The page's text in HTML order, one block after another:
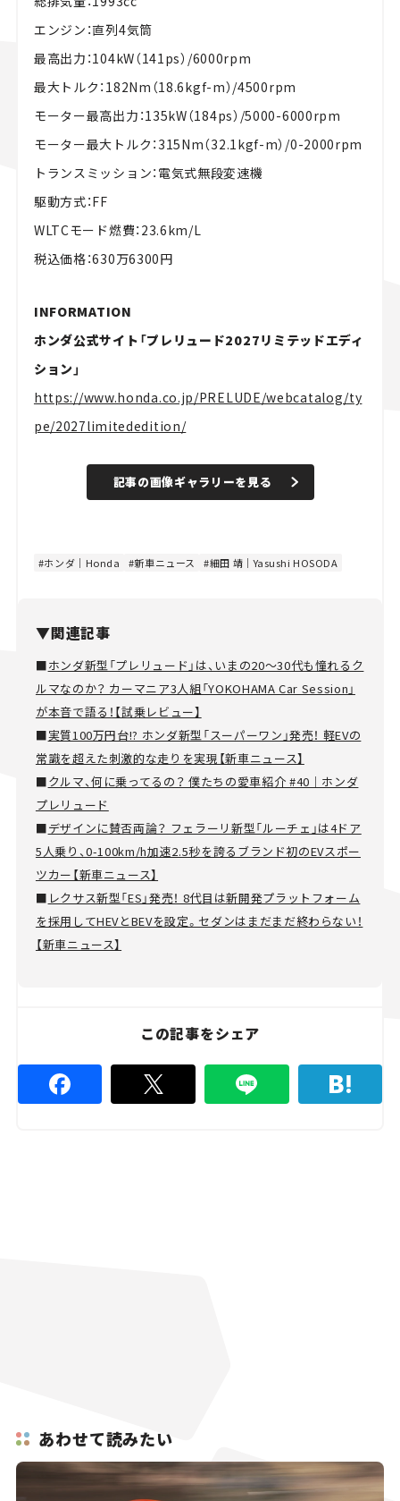
エンジン：直列4気筒
最高出力：104kW（141ps）/6000rpm
最大トルク：182Nm（18.6kgf-m）/4500rpm
モーター最高出力：135kW（184ps）/5000-6000rpm
モーター最大トルク：315Nm（32.1kgf-m）/0-2000rpm
トランスミッション：電気式無段変速機
駆動方式：FF
WLTCモード燃費：23.6km/L
税込価格：630万6300円
INFORMATION
ホンダ公式サイト「プレリュード2027リミテッドエディ
ション」
https://www.honda.co.jp/PRELUDE/webcatalog/ty
pe/2027limitededition/
記事の画像ギャラリーを見る
ホンダ｜Honda 新車ニュース 細田 靖｜Yasushi HOSODA
▼関連記事
■ホンダ新型「プレリュード」は、いまの20～30代も憧れるク
ルマなのか？ カーマニア3人組「YOKOHAMA Car Session」
が本音で語る！【試乗レビュー】
■実質100万円台!? ホンダ新型「スーパーワン」発売！ 軽EVの
常識を超えた刺激的な走りを実現【新車ニュース】
■クルマ、何に乗ってるの？ 僕たちの愛車紹介 #40｜ホンダ
プレリュード
■デザインに賛否両論？ フェラーリ新型「ルーチェ」は4ドア
5人乗り、0-100km/h加速2.5秒を誇るブランド初のEVスポー
ツカー【新車ニュース】
■ レクサス新型「ES」発売！ 8代目は新開発プラットフォーム
を採用してHEVとBEVを設定。セダンはまだまだ終わらない！
【新車ニュース】
この記事をシェア
あわせて読みたい